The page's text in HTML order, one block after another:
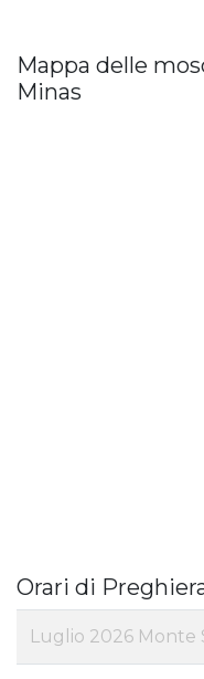
Mappa delle
Minas
Orari di
Luglio 2026 Monte